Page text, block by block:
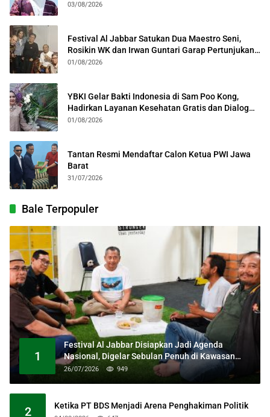
03/08/2026
Festival Al Jabbar Satukan Dua Maestro Seni,
Rosikin WK dan Irwan Guntari Garap Pertunjukan
Kolosal
01/08/2026
YBKI Gelar Bakti Indonesia di Sam Poo Kong,
Hadirkan Layanan Kesehatan Gratis dan Dialog
Kebangsaan
01/08/2026
Tantan Resmi Mendaftar Calon Ketua PWI Jawa
Barat
31/07/2026
Bale Terpopuler
1
Festival Al Jabbar Disiapkan Jadi Agenda
Nasional, Digelar Sebulan Penuh di Kawasan
Masjid Raya Al Jabbar
26/07/2026 949
2 Ketika PT BDS Menjadi Arena Penghakiman Politik